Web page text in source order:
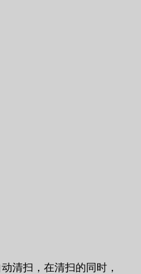
清扫，在清扫的同时，